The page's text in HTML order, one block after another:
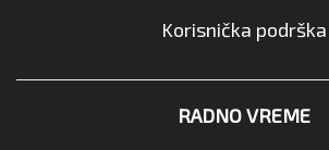
Korisnička podrška
RADNO VREME